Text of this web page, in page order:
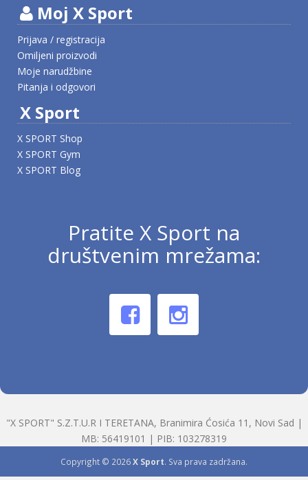
Moj X Sport
Prijava / registracija
Omiljeni proizvodi
Moje narudžbine
Pitanja i odgovori
X Sport
X SPORT Shop
X SPORT Gym
X SPORT Blog
Pratite X Sport na
društvenim mrežama:
"X SPORT" S.Z.T.U.R I TERETANA, Branimira Ćosića 11, Novi Sad |
MB: 56419101 | PIB: 103278319
Copyright © 2026X Sport. Sva prava zadržana.